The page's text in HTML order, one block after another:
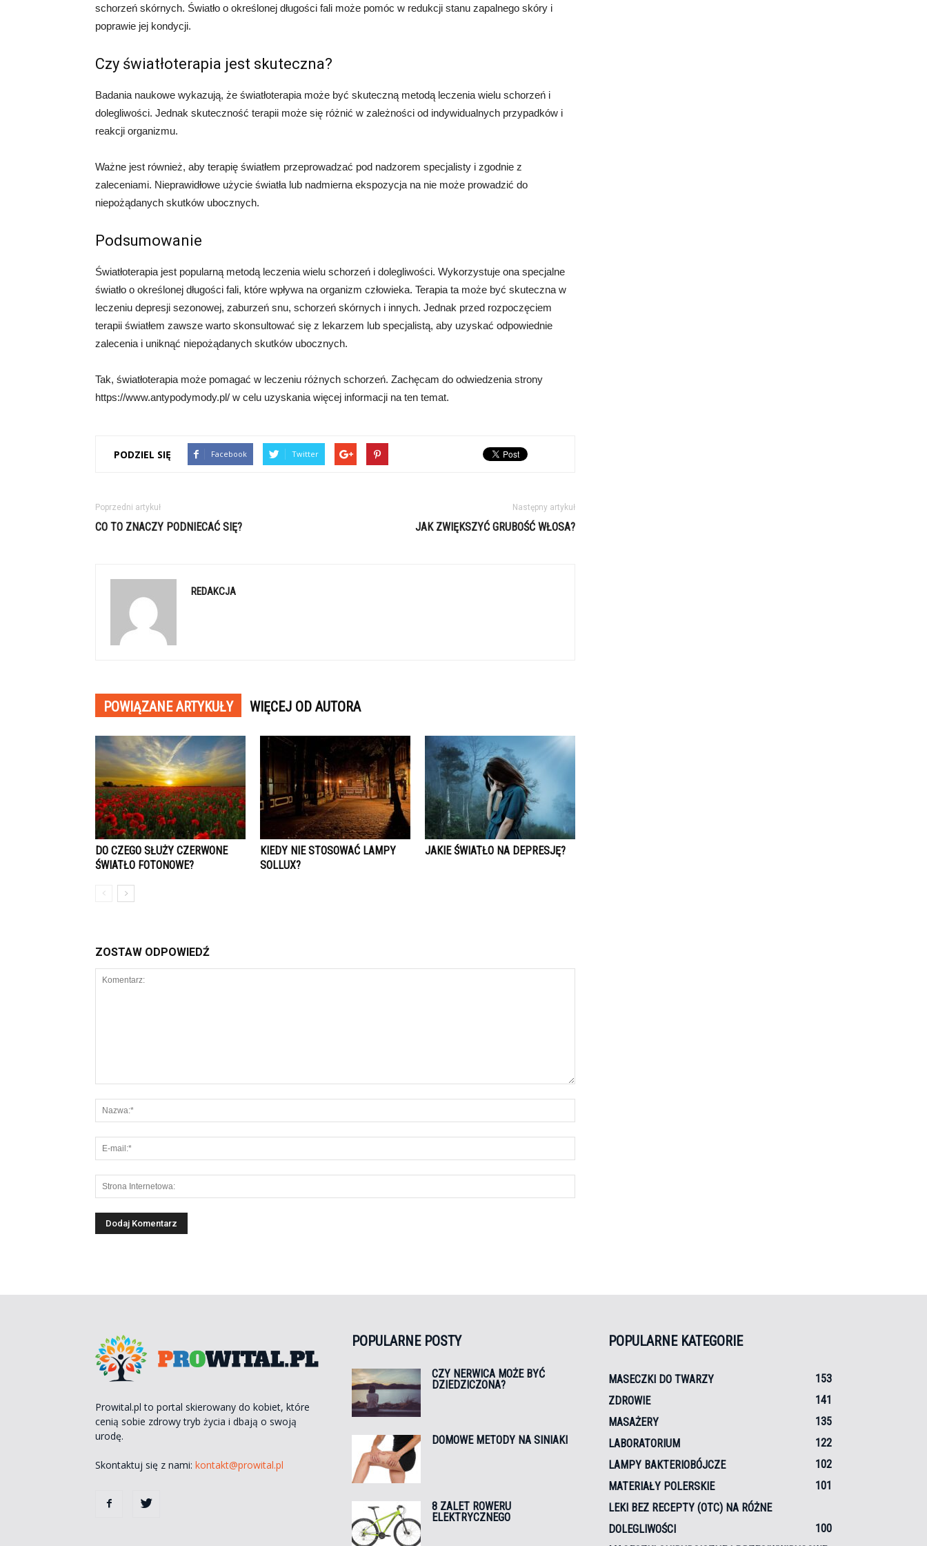
schorzeń skórnych. Światło o określonej długości fali może pomóc w redukcji stanu zapalnego skóry i
poprawie jej kondycji.
Czy światłoterapia jest skuteczna?
Badania naukowe wykazują, że światłoterapia może być skuteczną metodą leczenia wielu schorzeń i
dolegliwości. Jednak skuteczność terapii może się różnić w zależności od indywidualnych przypadków i
reakcji organizmu.
Ważne jest również, aby terapię światłem przeprowadzać pod nadzorem specjalisty i zgodnie z
zaleceniami. Nieprawidłowe użycie światła lub nadmierna ekspozycja na nie może prowadzić do
niepożądanych skutków ubocznych.
Podsumowanie
Światłoterapia jest popularną metodą leczenia wielu schorzeń i dolegliwości. Wykorzystuje ona specjalne
światło o określonej długości fali, które wpływa na organizm człowieka. Terapia ta może być skuteczna w
leczeniu depresji sezonowej, zaburzeń snu, schorzeń skórnych i innych. Jednak przed rozpoczęciem
terapii światłem zawsze warto skonsultować się z lekarzem lub specjalistą, aby uzyskać odpowiednie
zalecenia i uniknąć niepożądanych skutków ubocznych.
Tak, światłoterapia może pomagać w leczeniu różnych schorzeń. Zachęcam do odwiedzenia strony
https://www.antypodymody.pl/ w celu uzyskania więcej informacji na ten temat.
PODZIEL SIĘ Facebook Twitter
Poprzedni artykuł
CO TO ZNACZY PODNIECAĆ SIĘ?
Następny artykuł
JAK ZWIĘKSZYĆ GRUBOŚĆ WŁOSA?
REDAKCJA
POWIĄZANE ARTYKUŁY WIĘCEJ OD AUTORA
DO CZEGO SŁUŻY CZERWONE
ŚWIATŁO FOTONOWE?
KIEDY NIE STOSOWAĆ LAMPY
SOLLUX?
JAKIE ŚWIATŁO NA DEPRESJĘ?
ZOSTAW ODPOWIEDŹ
Prowital.pl to portal skierowany do kobiet, które
cenią sobie zdrowy tryb życia i dbają o swoją
urodę.
Skontaktuj się z nami: kontakt@prowital.pl
POPULARNE POSTY
CZY NERWICA MOŻE BYĆ
DZIEDZICZONA?
DOMOWE METODY NA SINIAKI
8 ZALET ROWERU
ELEKTRYCZNEGO
POPULARNE KATEGORIE
MASECZKI DO TWARZY
153
ZDROWIE
141
MASAŻERY
135
LABORATORIUM
122
LAMPY BAKTERIOBÓJCZE
102
MATERIAŁY POLERSKIE
101
LEKI BEZ RECEPTY (OTC) NA RÓŻNE
DOLEGLIWOŚCI
100